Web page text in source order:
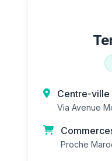
Centre-ville
Via Avenue
Proche